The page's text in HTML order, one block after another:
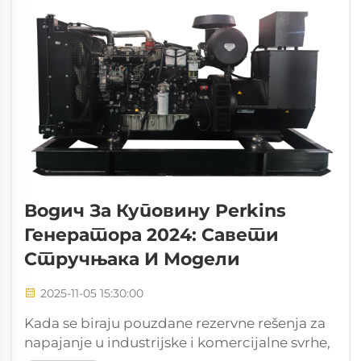
непрекидан рад опреме и система.
Водич За Куповину Perkins
Генератора 2024: Савети
Стручњака И Модели
2025-11-05 15:30:00
Kada se biraju pouzdane rezervne rešenja za
napajanje u industrijske i komercijalne svrhe,